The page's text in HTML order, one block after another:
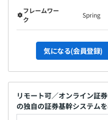
フレームワー
ク
Spring
気になる(会員登録)
リモート可／オンライン証
の独自の証券基幹システム